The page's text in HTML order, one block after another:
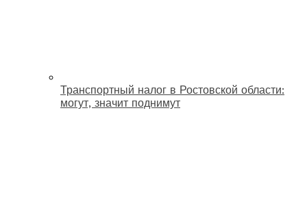
Транспортный налог в Ростовской области:
могут, значит поднимут